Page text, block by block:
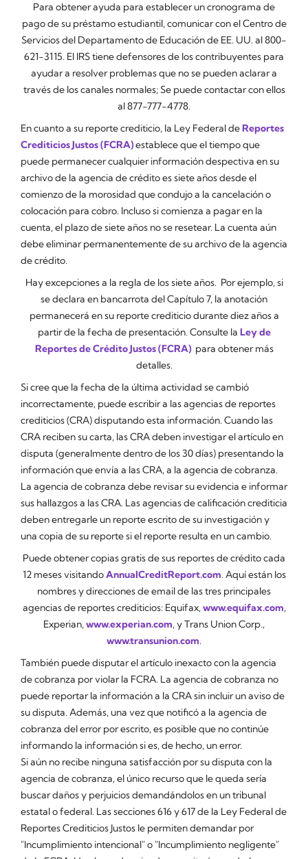
Para obtener ayuda para establecer un cronograma de
pago de su préstamo estudiantil, comunicar con el Centro de
Servicios del Departamento de Educación de EE. UU. al 800-
621-3115. El IRS tiene defensores de los contribuyentes para
ayudar a resolver problemas que no se pueden aclarar a
través de los canales normales; Se puede contactar con ellos
al 877-777-4778.
En cuanto a su reporte crediticio, la Ley Federal deReportes
Crediticios Justos (FCRA)establece que el tiempo que
puede permanecer cualquier información despectiva en su
archivo de la agencia de crédito es siete años desde el
comienzo de la morosidad que condujo a la cancelación o
colocación para cobro. Incluso si comienza a pagar en la
cuenta, el plazo de siete años no se resetear. La cuenta aún
debe eliminar permanentemente de su archivo de la agencia
de crédito.
Hay excepciones a la regla de los siete años. Por ejemplo, si
se declara en bancarrota del Capítulo 7, la anotación
permanecerá en su reporte crediticio durante diez años a
partir de la fecha de presentación.Consulte la Ley de
Reportes de Crédito Justos (FCRA) para obtener más
detalles.
Si cree que la fecha de la última actividad se cambió
incorrectamente, puede escribir a las agencias de reportes
crediticios (CRA) disputando esta información. Cuando las
CRA reciben su carta, las CRA deben investigar el artículo en
disputa (generalmente dentro de los 30 días) presentando la
información que envía a las CRA, a la agencia de cobranza.
La agencia de cobranza debe revisar su evidencia e informar
sus hallazgos a las CRA. Las agencias de calificación crediticia
deben entregarle un reporte escrito de su investigación y
una copia de su reporte si el reporte resulta en un cambio.
Puede obtener copias gratis de sus reportes de crédito cada
12 meses visitandoAnnualCreditReport.com. Aquí están los
nombres y direcciones de email de las tres principales
agencias de reportes crediticios: Equifax,www.equifax.com,
Experian,www.experian.com, y Trans Union Corp.,
www.transunion.com.
También puede disputar el artículo inexacto con la agencia
de cobranza por violar la FCRA. La agencia de cobranza no
puede reportar la información a la CRA sin incluir un aviso de
su disputa. Además, una vez que notificó a la agencia de
cobranza del error por escrito, es posible que no continúe
informando la información si es, de hecho, un error.
Si aún no recibe ninguna satisfacción por su disputa con la
agencia de cobranza, el único recurso que le queda sería
buscar daños y perjuicios demandándolos en un tribunal
estatal o federal. Las secciones 616 y 617 de la Ley Federal de
Reportes Crediticios Justos le permiten demandar por
"Incumplimiento intencional" o "Incumplimiento negligente"